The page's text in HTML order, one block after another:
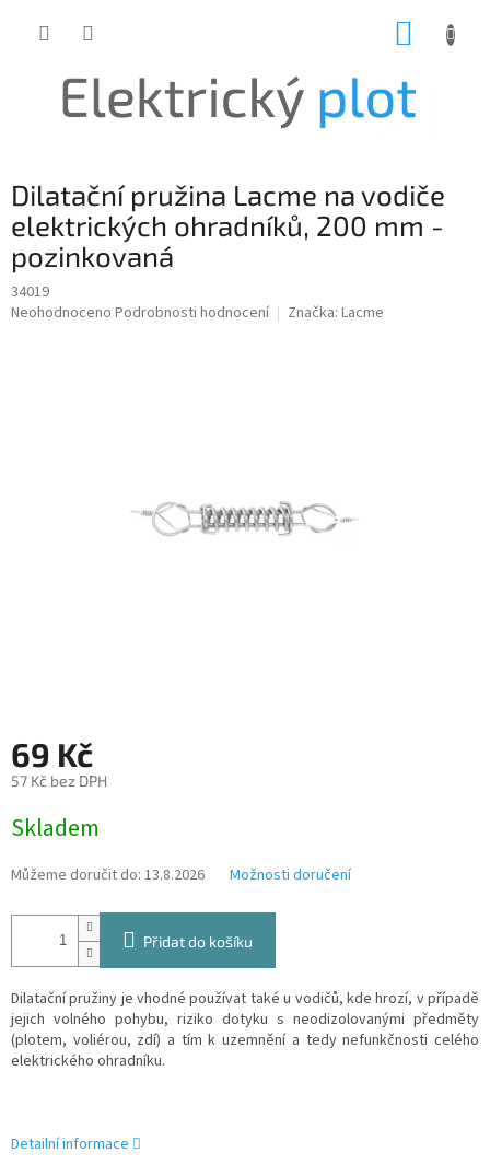
Dilatační pružina Lacme na vodiče
elektrických ohradníků, 200 mm -
pozinkovaná
34019
Průměrné
Neohodnoceno Podrobnosti hodnocení Značka: Lacme
69 Kč
57 Kč bez DPH
cena:
Skladem
Můžeme doručit do: 13.8.2026 Možnosti doručení
Přidat do košíku
Dilatační pružiny je vhodné používat také u vodičů, kde hrozí, v případě
jejich volného pohybu, riziko dotyku s neodizolovanými předměty
(plotem, voliérou, zdí) a tím k uzemnění a tedy nefunkčnosti celého
elektrického ohradníku.
Detailní informace